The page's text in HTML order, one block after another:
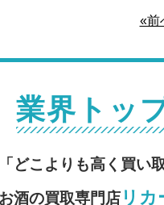
«前
業界トッ
「どこよりも高く買い
お酒の買取専門店 リカ